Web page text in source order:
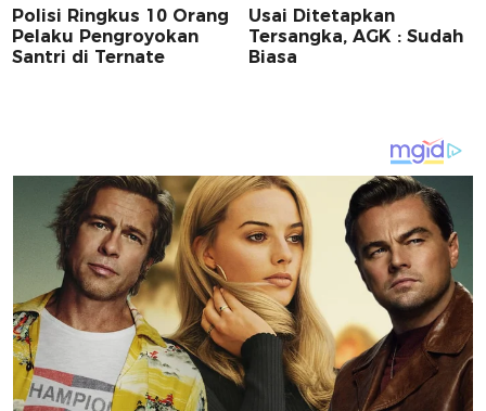
Polisi Ringkus 10 Orang
Pelaku Pengroyokan
Santri di Ternate
Usai Ditetapkan
Tersangka, AGK : Sudah
Biasa